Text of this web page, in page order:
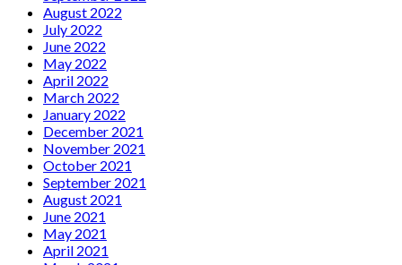
August 2022
July 2022
June 2022
May 2022
April 2022
March 2022
January 2022
December 2021
November 2021
October 2021
September 2021
August 2021
June 2021
May 2021
April 2021